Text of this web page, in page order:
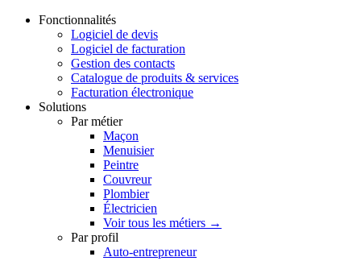
Fonctionnalités
Logiciel de devis
Logiciel de facturation
Gestion des contacts
Catalogue de produits & services
Facturation électronique
Solutions
Par métier
Maçon
Menuisier
Peintre
Couvreur
Plombier
Électricien
Voir tous les métiers →
Par profil
Auto-entrepreneur